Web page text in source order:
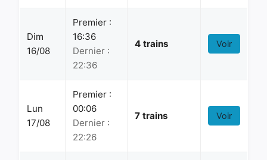
Dim
16/08
Premier :
16:36
Dernier :
22:36
4 trains Voir
Lun
17/08
Premier :
00:06
Dernier :
22:26
7 trains Voir